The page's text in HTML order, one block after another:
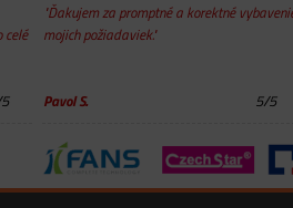
celé
5
"Ďakujem za promptné a korektné
mojich požiadaviek."
5/5
Pavol S.